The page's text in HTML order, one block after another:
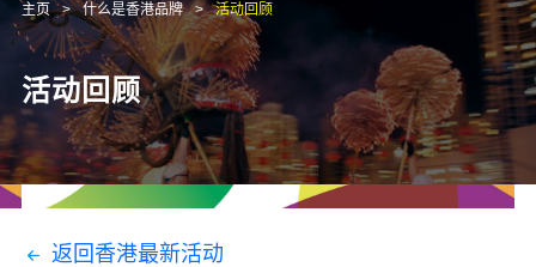
主页 什么是香港品牌 活动回顾
活动回顾
返回香港最新活动